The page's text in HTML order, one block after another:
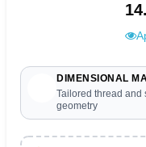
DIMENSIONAL
Tailored thread and
geometry